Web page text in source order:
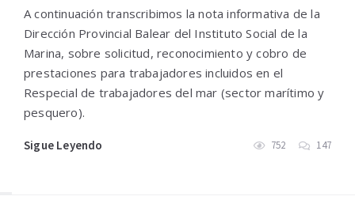
A continuación transcribimos la nota informativa de la
Dirección Provincial Balear del Instituto Social de la
Marina, sobre solicitud, reconocimiento y cobro de
prestaciones para trabajadores incluidos en el
Respecial de trabajadores del mar (sector marítimo y
pesquero).
Sigue Leyendo 752 147